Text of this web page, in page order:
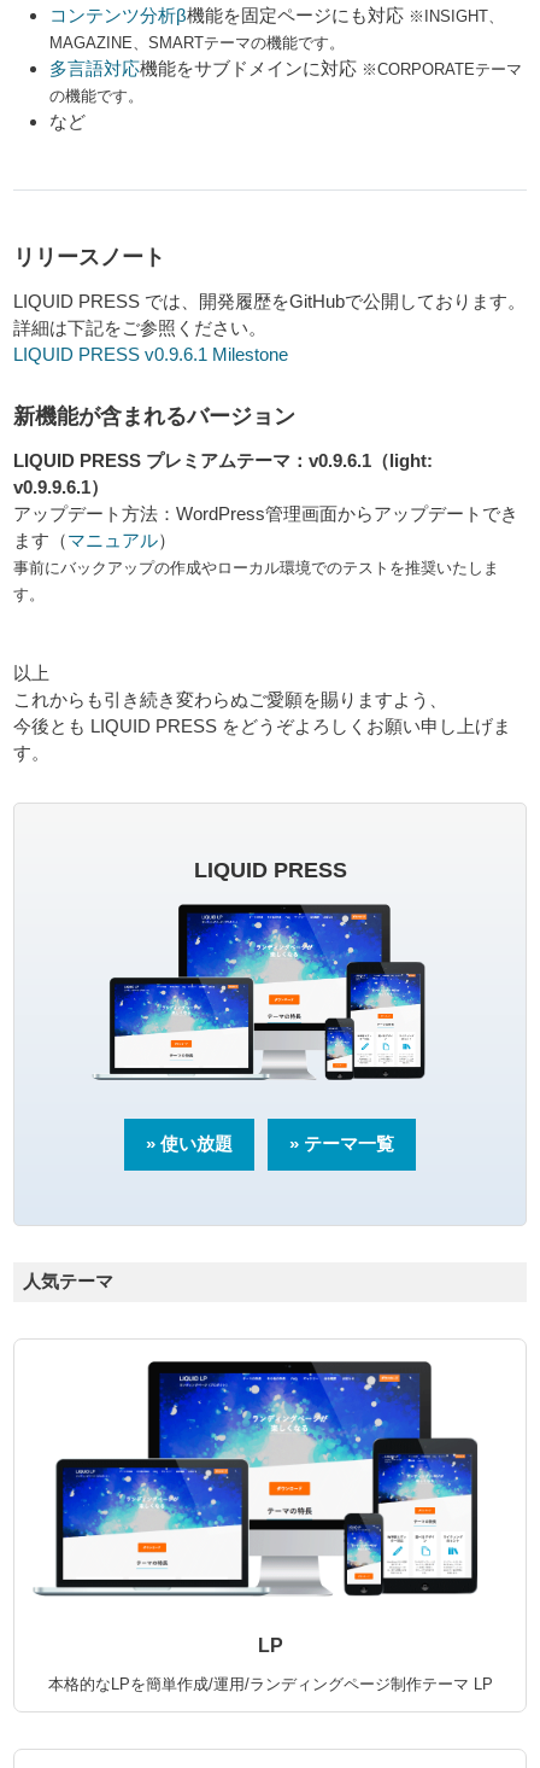
コンテンツ分析β機能を固定ページにも対応 ※INSIGHT、
MAGAZINE、SMARTテーマの機能です。
多言語対応機能をサブドメインに対応 ※CORPORATEテーマ
の機能です。
など
リリースノート
LIQUID PRESS では、開発履歴をGitHubで公開しております。
詳細は下記をご参照ください。
LIQUID PRESS v0.9.6.1 Milestone
新機能が含まれるバージョン
LIQUID PRESS プレミアムテーマ：v0.9.6.1（light:
v0.9.9.6.1）
アップデート方法：WordPress管理画面からアップデートでき
ます（マニュアル）
事前にバックアップの作成やローカル環境でのテストを推奨いたしま
す。
以上
これからも引き続き変わらぬご愛願を賜りますよう、
今後とも LIQUID PRESS をどうぞよろしくお願い申し上げま
す。
LIQUID PRESS
» 使い放題 » テーマ一覧
人気テーマ
LP
本格的なLPを簡単作成/運用/ランディングページ制作テーマ LP